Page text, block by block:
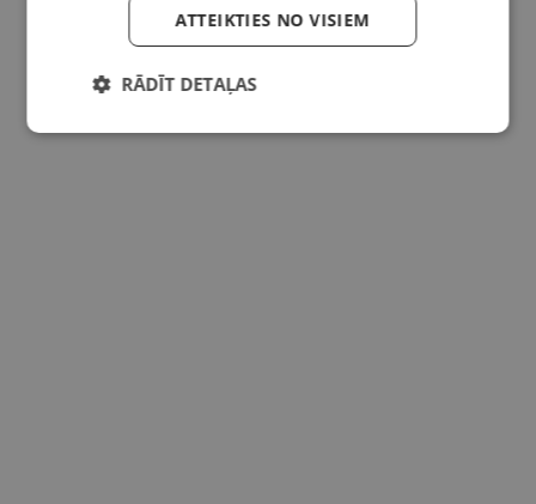
ATTEIKTIES NO VISIEM
RĀDĪT DETAĻAS